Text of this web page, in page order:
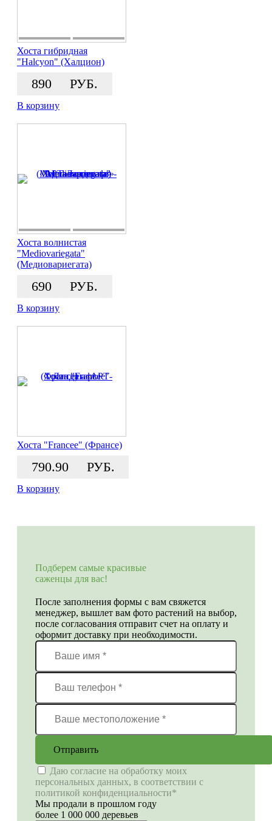
Хоста гибридная
"Halcyon" (Халцион)
890 РУБ.
В корзину
Хоста волнистая
"Mediovariegata"
(Медиовариегата)
690 РУБ.
В корзину
Хоста "Francee" (Франсе)
790.90 РУБ.
В корзину
Подберем самые красивые
саженцы для вас!
После заполнения формы с вам свяжется
менеджер, вышлет вам фото растений на выбор,
после согласования отправит счет на оплату и
оформит доставку при необходимости.
Отправить
Даю согласие на обработку моих
персональных данных, в соответствии с
политикой конфиденциальности*
Мы продали в прошлом году
более 1 000 000 деревьев